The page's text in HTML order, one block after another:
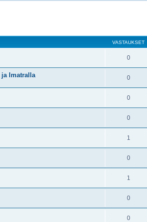
VASTAUKSET
0
ja Imatralla 0
0
0
1
0
1
0
0